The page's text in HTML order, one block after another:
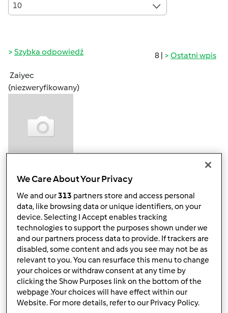
10
8 | Ostatni wpis
Szybka odpowiedź
Zaiyec
(niezweryfikowany)
Nie sądzę, żeby cokolwiek mogło ci już pomóc, naprawdę.
Tak to po prostu działa.
Góra strony
Zalogujlub zarejestruj sięaby dodawać
komentarze
Anonim
(niezweryfikowany)
We Care About Your Privacy
We and our313 partners store and access personal
data, like browsing data or unique identifiers, on your
device. Selecting I Accept enables tracking
technologies to support the purposes shown under we
and our partners process data to provide. If trackers are
disabled, some content and ads you see may not be as
relevant to you. You can resurface this menu to change
your choices or withdraw consent at any time by
clicking the Show Purposes link on the bottom of the
webpage .Your choices will have effect within our
Website. For more details, refer to our Privacy Policy.